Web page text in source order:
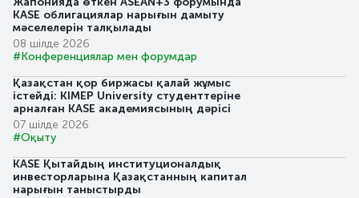
KASE облигациялар нарығын дамыту
мәселелерін талқылады
08 шілде 2026
#Конференциялар мен форумдар
Қазақстан қор биржасы қалай жұмыс
істейді: KIMEP University студенттеріне
арналған KASE академиясының дәрісі
07 шілде 2026
#Оқыту
KASE Қытайдың институционалдық
инвесторларына Қазақстанның капитал
нарығын таныстырды